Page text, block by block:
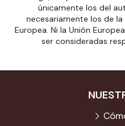
únicamente los del
necesariamente los de
Europea. Ni la Unión
ser consideradas